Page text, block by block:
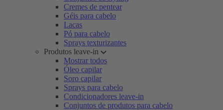
Cremes de pentear
Géis para cabelo
Lacas
Pó para cabelo
Sprays texturizantes
Produtos leave-in
Mostrar todos
Óleo capilar
Soro capilar
Sprays para cabelo
Condicionadores leave-in
Conjuntos de produtos para cabelo